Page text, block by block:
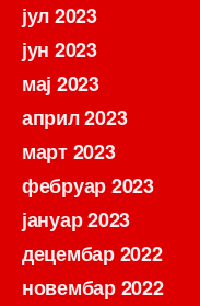
јул 2023
јун 2023
мај 2023
април 2023
март 2023
фебруар 2023
јануар 2023
децембар 2022
новембар 2022